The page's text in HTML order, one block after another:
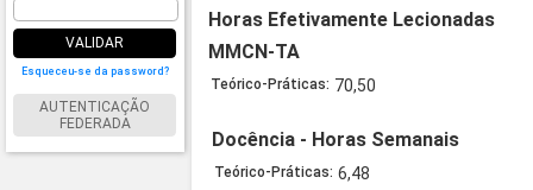
VALIDAR
Esqueceu-se da password?
AUTENTICAÇÃO
FEDERADA
Horas Efetivamente Lecionadas
MMCN-TA
Teórico-Práticas: 70,50
Docência - Horas Semanais
Teórico-Práticas: 6,48